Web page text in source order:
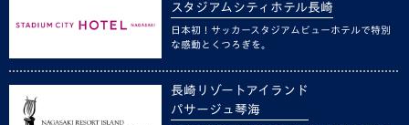
スタジアムシティホテル長崎
日本初！サッカースタジアムビューホテルで特別
な感動とくつろぎを。
長崎リゾートアイランド
パサージュ琴海